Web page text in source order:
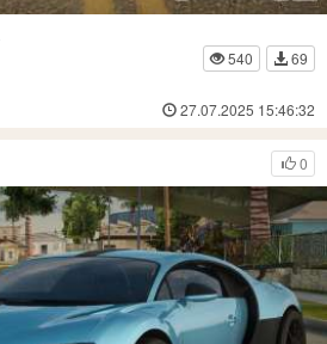
540
69
27.07.2025 15:46:32
0